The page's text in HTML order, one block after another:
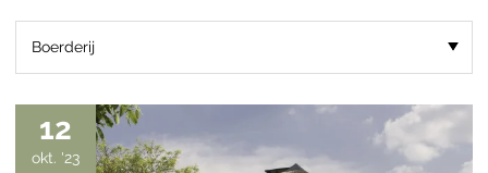
12
okt. '23